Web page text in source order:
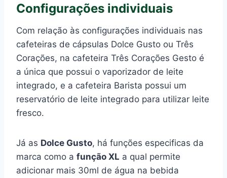
Configurações individuais
Com relação às configurações individuais nas
cafeteiras de cápsulas Dolce Gusto ou Três
Corações, na cafeteira Três Corações Gesto é
a única que possui o vaporizador de leite
integrado, e a cafeteira Barista possui um
reservatório de leite integrado para utilizar leite
fresco.
Já as Dolce Gusto, há funções especificas da
marca como a função XL a qual permite
adicionar mais 30ml de água na bebida